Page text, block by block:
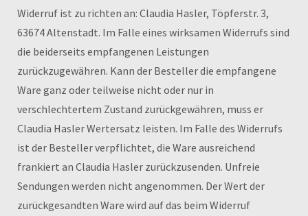
Widerruf ist zu richten an: Claudia Hasler, Töpferstr. 3,
63674 Altenstadt. Im Falle eines wirksamen Widerrufs sind
die beiderseits empfangenen Leistungen
zurückzugewähren. Kann der Besteller die empfangene
Ware ganz oder teilweise nicht oder nur in
verschlechtertem Zustand zurückgewähren, muss er
Claudia Hasler Wertersatz leisten. Im Falle des Widerrufs
ist der Besteller verpflichtet, die Ware ausreichend
frankiert an Claudia Hasler zurückzusenden. Unfreie
Sendungen werden nicht angenommen. Der Wert der
zurückgesandten Ware wird auf das beim Widerruf